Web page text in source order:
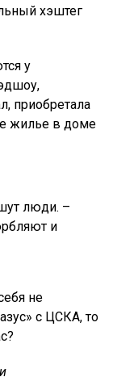
хэштег
у
приобретала
жилье в доме
люди. –
и
не
с ЦСКА, то